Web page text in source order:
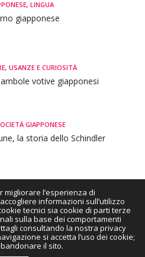
, LINGUA
giapponese
, USANZE E CURIOSITÀ
votive giapponesi
GIAPPONESE
la storia dello Schindler
| COOKIE POLICY DISCLAIMER
- Japan Magazine. All Rights Reserved.
l’esperienza di
informazioni sull’utilizzo
tecnici sia cookie di parti terze
sulla base dei comportamenti
consultando la nostra privacy
si accetta l’uso dei cookie;
il sito.